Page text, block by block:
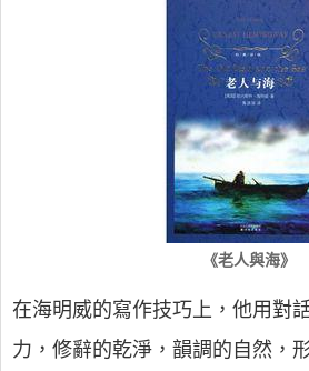
《老人與海》
在海明威的寫作技巧上，他用對
力，修辭的乾淨，韻調的自然，